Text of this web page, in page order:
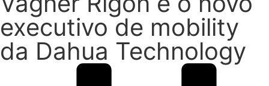
executivo de mobility
da Dahua Technology